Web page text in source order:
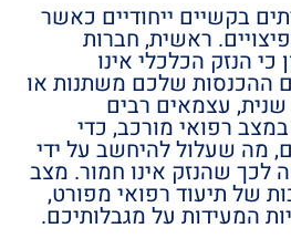
בקשיים ייחודיים כאשר
ראשית, חברות
כי הנזק הכלכלי אינו
ההכנסות שלכם משתנות או
שנית, עצמאים רבים
רפואי מורכב, כדי
מה שעלול להיחשב על ידי
לכך שהנזק אינו חמור. מצב
של תיעוד רפואי מפורט,
המעידות על מגבלותיכם.